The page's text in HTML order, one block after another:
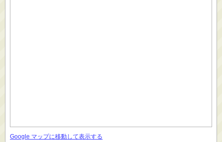
Google マップに移動して表示する